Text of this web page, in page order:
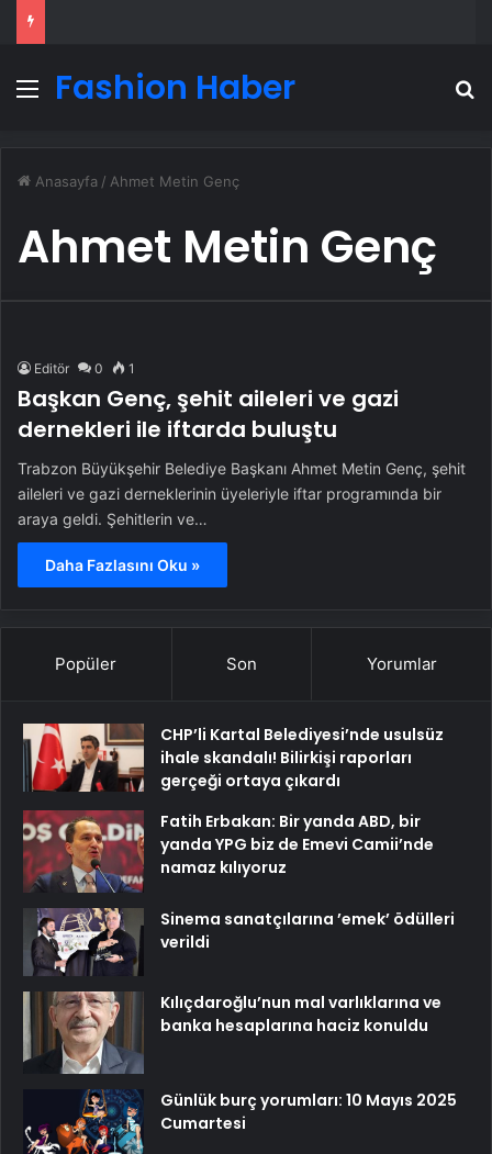
Menü
Fashion Haber
Anasayfa / Ahmet Metin Genç
Ahmet Metin Genç
Editör 0 1
Başkan Genç, şehit aileleri ve gazi
dernekleri ile iftarda buluştu
Trabzon Büyükşehir Belediye Başkanı Ahmet Metin Genç, şehit
aileleri ve gazi derneklerinin üyeleriyle iftar programında bir
araya geldi. Şehitlerin ve…
Daha Fazlasını Oku »
Popüler Son Yorumlar
CHP’li Kartal Belediyesi’nde usulsüz
ihale skandalı! Bilirkişi raporları
gerçeği ortaya çıkardı
Fatih Erbakan: Bir yanda ABD, bir
yanda YPG biz de Emevi Camii’nde
namaz kılıyoruz
Sinema sanatçılarına ’emek’ ödülleri
verildi
Kılıçdaroğlu’nun mal varlıklarına ve
banka hesaplarına haciz konuldu
Günlük burç yorumları: 10 Mayıs 2025
Cumartesi